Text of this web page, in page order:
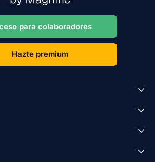
para colaboradores
Hazte premium